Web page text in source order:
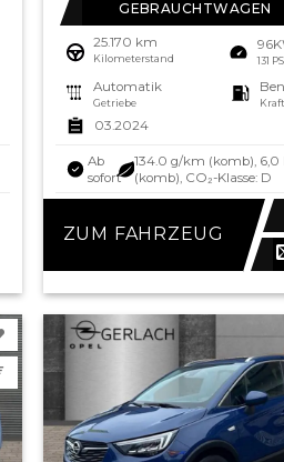
GEBRAUCHTWAGEN
25.170 km
Kilometerstand 131 PS
Automatik
Getriebe
03.2024
Ab
sofort
134.0 g/km (komb),
(komb), CO₂-Klasse: D
ZUM FAHRZEUG